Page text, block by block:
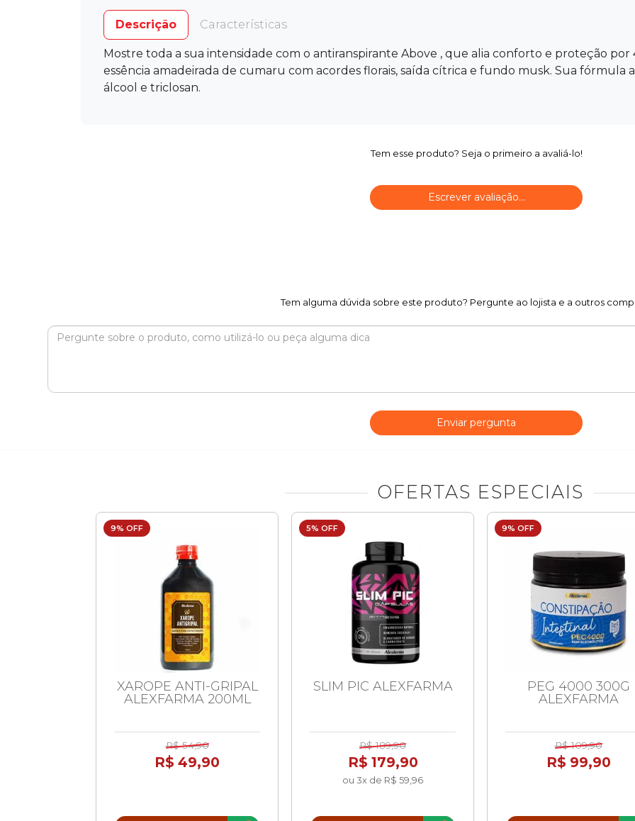
Descrição Características
Mostre toda a sua intensidade com o antiranspirante Above , que alia conforto e proteção por
essência amadeirada de cumaru com acordes florais, saída cítrica e fundo musk. Sua fórmula
álcool e triclosan.
Tem esse produto? Seja o primeiro a avaliá-lo!
Escrever avaliação...
Tem alguma dúvida sobre este produto? Pergunte ao lojista e a outros
Enviar pergunta
OFERTAS ESPECIAIS
9% OFF
XAROPE ANTI-GRIPAL
ALEXFARMA 200ML
R$ 54,90
R$ 49,90
5% OFF
SLIM PIC ALEXFARMA
R$ 189,90
R$ 179,90
ou 3x de R$ 59,96
9% OFF
PEG 4000 300G
ALEXFARMA
R$ 109,90
R$ 99,90